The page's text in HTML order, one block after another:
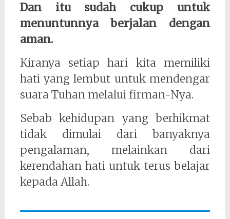
Dan itu sudah cukup untuk
menuntunnya berjalan dengan
aman.
Kiranya setiap hari kita memiliki
hati yang lembut untuk mendengar
suara Tuhan melalui firman-Nya.
Sebab kehidupan yang berhikmat
tidak dimulai dari banyaknya
pengalaman, melainkan dari
kerendahan hati untuk terus belajar
kepada Allah.